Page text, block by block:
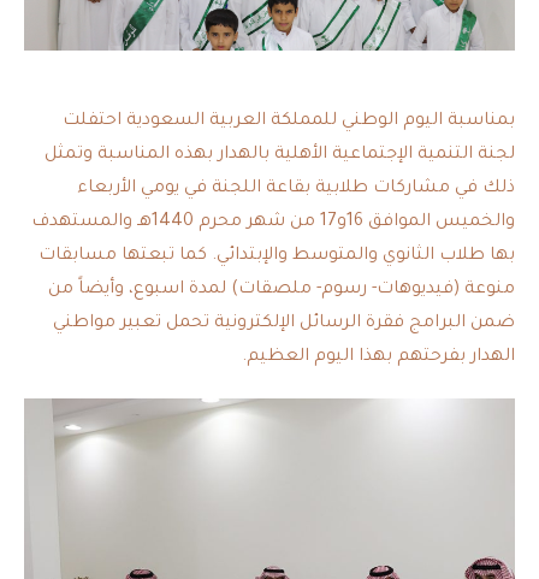
بمناسبة اليوم الوطني للمملكة العربية السعودية احتفلت
لجنة التنمية الإجتماعية الأهلية بالهدار بهذه المناسبة وتمثل
ذلك في مشاركات طلابية بقاعة اللجنة في يومي الأربعاء
والخميس الموافق 16و17 من شهر محرم 1440هـ والمستهدف
بها طلاب الثانوي والمتوسط والإبتدائي. كما تبعتها مسابقات
منوعة (فيديوهات- رسوم- ملصقات) لمدة اسبوع، وأيضاً من
ضمن البرامج فقرة الرسائل الإلكترونية تحمل تعبير مواطني
الهدار بفرحتهم بهذا اليوم العظيم.